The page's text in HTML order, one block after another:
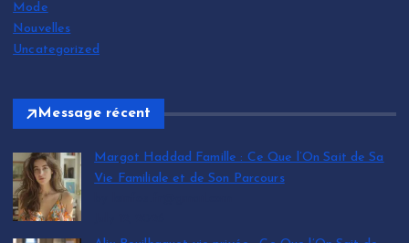
Mode
Nouvelles
Uncategorized
Message récent
Margot Haddad Famille : Ce Que l’On Sait de Sa
Vie Familiale et de Son Parcours